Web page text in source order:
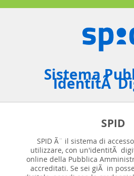
Sistema
IdentitÃ
SPID
SPID Ã¨ il sistema di
utilizzare, con un'identitÃ
online della Pubblica
accreditati. Se sei giÃ in